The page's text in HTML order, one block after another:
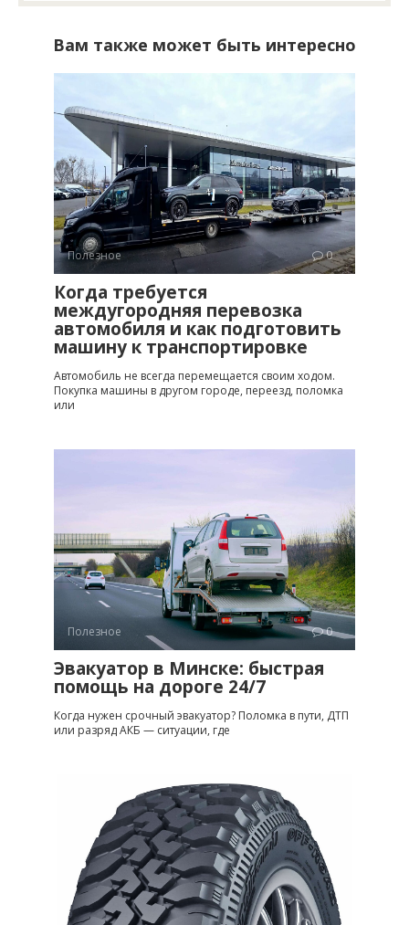
Вам также может быть интересно
Полезное 0
Когда требуется
междугородняя перевозка
автомобиля и как подготовить
машину к транспортировке
Автомобиль не всегда перемещается своим ходом.
Покупка машины в другом городе, переезд, поломка
или
Полезное 0
Эвакуатор в Минске: быстрая
помощь на дороге 24/7
Когда нужен срочный эвакуатор? Поломка в пути, ДТП
или разряд АКБ — ситуации, где